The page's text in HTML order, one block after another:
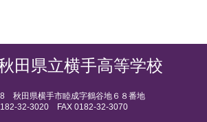
田県立横手高等学校
秋田県横手市睦成字鶴谷地６８番地
32-3020 FAX 0182-32-3070